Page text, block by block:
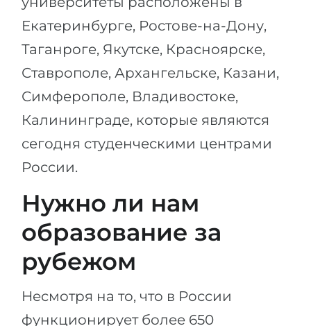
Екатеринбурге, Ростове-на-Дону,
Таганроге, Якутске, Красноярске,
Ставрополе, Архангельске, Казани,
Симферополе, Владивостоке,
Калининграде, которые являются
сегодня студенческими центрами
России.
Нужно ли нам
образование за
рубежом
Несмотря на то, что в России
функционирует более 650